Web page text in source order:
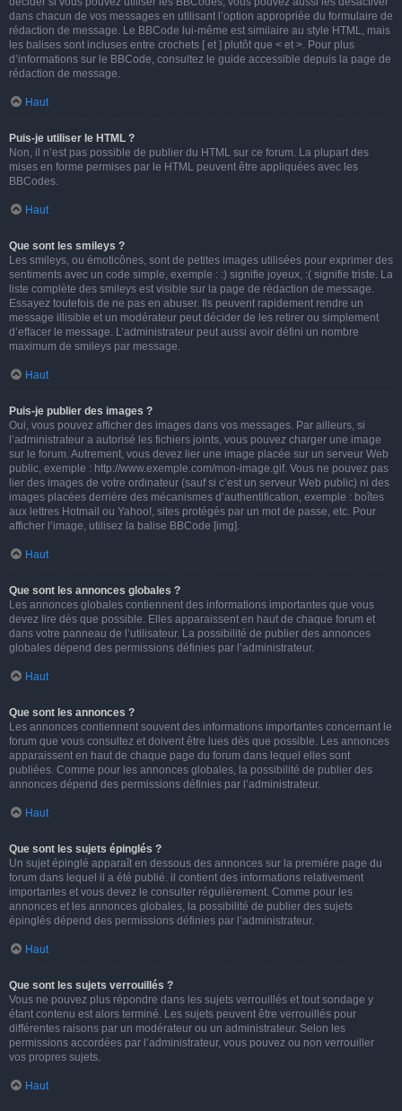
dans chacun de vos messages en utilisant l’option appropriée du formulaire de
rédaction de message. Le BBCode lui-même est similaire au style HTML, mais
les balises sont incluses entre crochets [ et ] plutôt que < et >. Pour plus
d’informations sur le BBCode, consultez le guide accessible depuis la page de
rédaction de message.
Haut
Puis-je utiliser le HTML ?
Non, il n’est pas possible de publier du HTML sur ce forum. La plupart des
mises en forme permises par le HTML peuvent être appliquées avec les
BBCodes.
Haut
Que sont les smileys ?
Les smileys, ou émoticônes, sont de petites images utilisées pour exprimer des
sentiments avec un code simple, exemple : :) signifie joyeux, :( signifie triste. La
liste complète des smileys est visible sur la page de rédaction de message.
Essayez toutefois de ne pas en abuser. Ils peuvent rapidement rendre un
message illisible et un modérateur peut décider de les retirer ou simplement
d’effacer le message. L’administrateur peut aussi avoir défini un nombre
maximum de smileys par message.
Haut
Puis-je publier des images ?
Oui, vous pouvez afficher des images dans vos messages. Par ailleurs, si
l’administrateur a autorisé les fichiers joints, vous pouvez charger une image
sur le forum. Autrement, vous devez lier une image placée sur un serveur Web
public, exemple : http://www.exemple.com/mon-image.gif. Vous ne pouvez pas
lier des images de votre ordinateur (sauf si c’est un serveur Web public) ni des
images placées derrière des mécanismes d’authentification, exemple : boîtes
aux lettres Hotmail ou Yahoo!, sites protégés par un mot de passe, etc. Pour
afficher l’image, utilisez la balise BBCode [img].
Haut
Que sont les annonces globales ?
Les annonces globales contiennent des informations importantes que vous
devez lire dès que possible. Elles apparaissent en haut de chaque forum et
dans votre panneau de l’utilisateur. La possibilité de publier des annonces
globales dépend des permissions définies par l’administrateur.
Haut
Que sont les annonces ?
Les annonces contiennent souvent des informations importantes concernant le
forum que vous consultez et doivent être lues dès que possible. Les annonces
apparaissent en haut de chaque page du forum dans lequel elles sont
publiées. Comme pour les annonces globales, la possibilité de publier des
annonces dépend des permissions définies par l’administrateur.
Haut
Que sont les sujets épinglés ?
Un sujet épinglé apparaît en dessous des annonces sur la première page du
forum dans lequel il a été publié. il contient des informations relativement
importantes et vous devez le consulter régulièrement. Comme pour les
annonces et les annonces globales, la possibilité de publier des sujets
épinglés dépend des permissions définies par l’administrateur.
Haut
Que sont les sujets verrouillés ?
Vous ne pouvez plus répondre dans les sujets verrouillés et tout sondage y
étant contenu est alors terminé. Les sujets peuvent être verrouillés pour
différentes raisons par un modérateur ou un administrateur. Selon les
permissions accordées par l’administrateur, vous pouvez ou non verrouiller
vos propres sujets.
Haut